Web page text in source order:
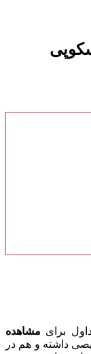
برای مشاهده
داشته و هم در